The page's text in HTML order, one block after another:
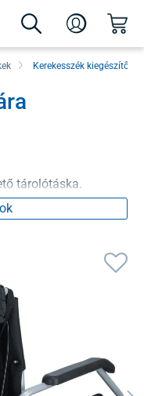
Kerekesszék kiegészítők
tárolótáska.